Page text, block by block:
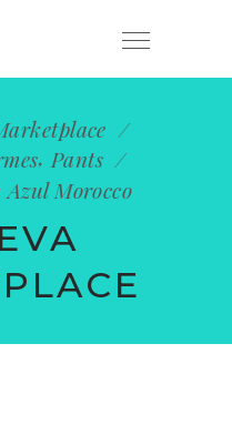
/
, Pants /
Morocco
OK